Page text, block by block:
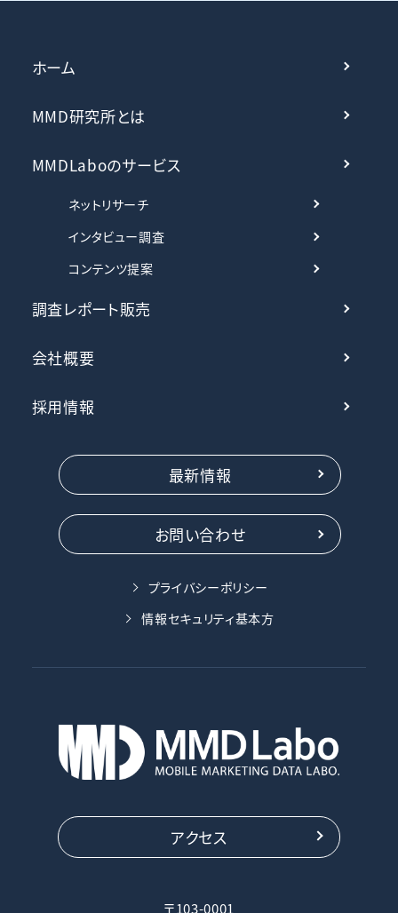
ホーム
MMD研究所とは
MMDLaboのサービス
ネットリサーチ
インタビュー調査
コンテンツ提案
調査レポート販売
会社概要
採用情報
最新情報
お問い合わせ
プライバシーポリシー
情報セキュリティ基本方
アクセス
〒103-0001